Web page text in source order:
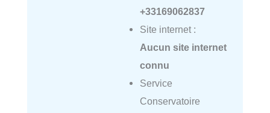
+33169062837
Site internet :
Aucun site internet
connu
Service
Conservatoire